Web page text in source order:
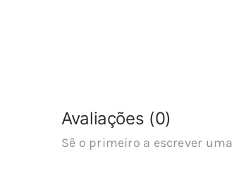
Avaliações (0)
Sê o primeiro a escrever